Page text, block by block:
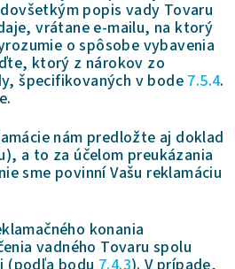
popis vady Tovaru
vrátane e-mailu, na ktorý
o spôsobe vybavenia
ktorý z nárokov zo
špecifikovaných v bode7.5.4.
nám predložte aj doklad
a to za účelom preukázania
sme povinní Vašu reklamáciu
konania
vadného Tovaru spolu